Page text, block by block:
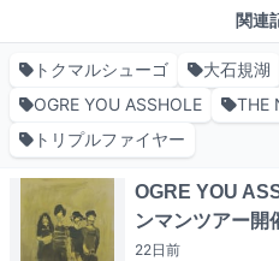
関連
トクマルシューゴ 大石規湖
OGRE YOU ASSHOLE
THE
トリプルファイヤー
OGRE YOU
ンマンツアー開
22日前